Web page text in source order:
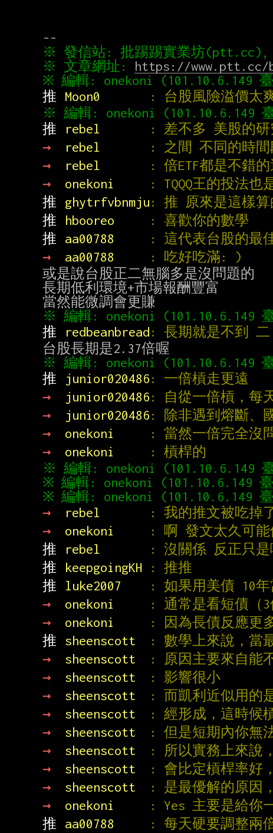
※ 文章網址: https://www.ptt.cc/
推
Moon0 : 台股風險溢價太
推
rebel : 差不多 美股的研
→
rebel : 之間 不同的時間
→
rebel : 倍ETF都是不錯
→
onekoni : TQQQ王的投法也
推
ghytrfvbnmju: 推 原來是這樣算
推
hbooreo : 喜歡你的數學
推
aa00788 : 這代表台股的最
→
aa00788 : 吃好吃滿: )
或是說台股正二無腦多是沒問題的
長期低利環境+市場報酬豐富
推
redbeanbread: 長期就是不到 二
推
junior020486: 一倍槓走更遠
→
junior020486: 自從一倍槓，每
→
junior020486: 除非遇到熔斷、
→
onekoni : 當然一倍完全沒
→
onekoni : 槓桿的
→
rebel : 我的推文被吃掉了
→
onekoni : 啊 發文太久可能
推
rebel : 沒關係 反正只是
推
keepgoingKH : 推推
推
luke2007 : 如果用美債 10
→
onekoni : 通常是看短債（3
→
onekoni : 因為長債反應更
推
sheenscott : 數學上來說，當
→
sheenscott : 原因主要來自能
→
sheenscott : 影響很小
→
sheenscott : 而凱利近似用的
→
sheenscott : 經形成，這時候
→
sheenscott : 但是短期內你無
→
sheenscott : 所以實務上來說
→
sheenscott : 會比定槓桿率好
→
sheenscott : 是最優解的原因
→
onekoni : Yes 主要是給你
推
aa00788 : 每天硬要調整兩